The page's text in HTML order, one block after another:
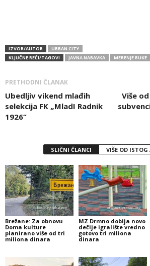
IZVOR/AUTOR
URBAN CITY
KLJUČNE REČI/TAGOVI
JAVNA NABAVKA MERENJE BUKE
PRETHODNI ČLANAK
Ubedljiv vikend mlađih
selekcija FK „MladI Radnik
1926“
Više
SLIČNI ČLANCI VIŠE OD
Brežane: Za obnovu
Doma kulture
planirano više od tri
miliona dinara
MZ Drmno dobija novo
dečije igralište vredno
gotovo tri miliona
dinara